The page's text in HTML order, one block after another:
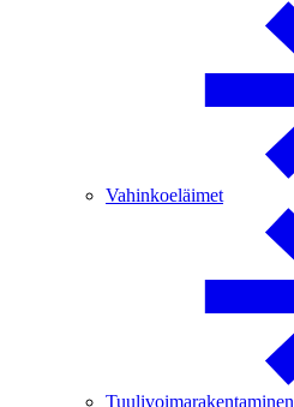
Vahinkoeläimet
Tuulivoimarakentaminen